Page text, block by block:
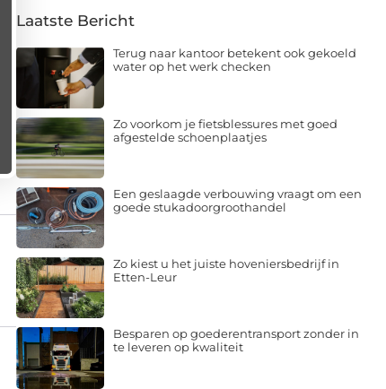
Laatste Bericht
Terug naar kantoor betekent ook gekoeld
water op het werk checken
Zo voorkom je fietsblessures met goed
afgestelde schoenplaatjes
Een geslaagde verbouwing vraagt om een
goede stukadoorgroothandel
Zo kiest u het juiste hoveniersbedrijf in
Etten-Leur
Besparen op goederentransport zonder in
te leveren op kwaliteit